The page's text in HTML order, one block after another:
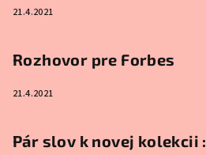
21.4.2021
Rozhovor pre Forbes
21.4.2021
Pár slov k novej kolekcii